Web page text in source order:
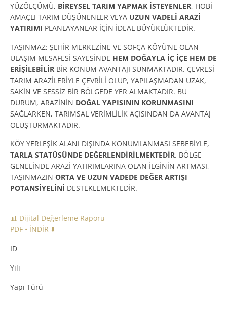
YÜZÖLÇÜMÜ, BİREYSEL TARIM YAPMAK İSTEYENLER, HOBİ
AMAÇLI TARIM DÜŞÜNENLER VEYA UZUN VADELİ ARAZİ
YATIRIMI PLANLAYANLAR İÇİN İDEAL BÜYÜKLÜKTEDİR.
TAŞINMAZ; ŞEHİR MERKEZİNE VE SOFÇA KÖYÜ’NE OLAN
ULAŞIM MESAFESİ SAYESİNDE HEM DOĞAYLA İÇ İÇE HEM DE
ERİŞİLEBİLİR BİR KONUM AVANTAJI SUNMAKTADIR. ÇEVRESİ
TARIM ARAZİLERİYLE ÇEVRİLİ OLUP, YAPILAŞMADAN UZAK,
SAKİN VE SESSİZ BİR BÖLGEDE YER ALMAKTADIR. BU
DURUM, ARAZİNİN DOĞAL YAPISININ KORUNMASINI
SAĞLARKEN, TARIMSAL VERİMLİLİK AÇISINDAN DA AVANTAJ
OLUŞTURMAKTADIR.
KÖY YERLEŞİK ALANI DIŞINDA KONUMLANMASI SEBEBİYLE,
TARLA STATÜSÜNDE DEĞERLENDİRİLMEKTEDİR. BÖLGE
GENELİNDE ARAZİ YATIRIMLARINA OLAN İLGİNİN ARTMASI,
TAŞINMAZIN ORTA VE UZUN VADEDE DEĞER ARTIŞI
POTANSİYELİNİ DESTEKLEMEKTEDİR.
📊 Dijital Değerleme Raporu
PDF • İNDİR ⬇️
ID
Yılı
Yapı Türü